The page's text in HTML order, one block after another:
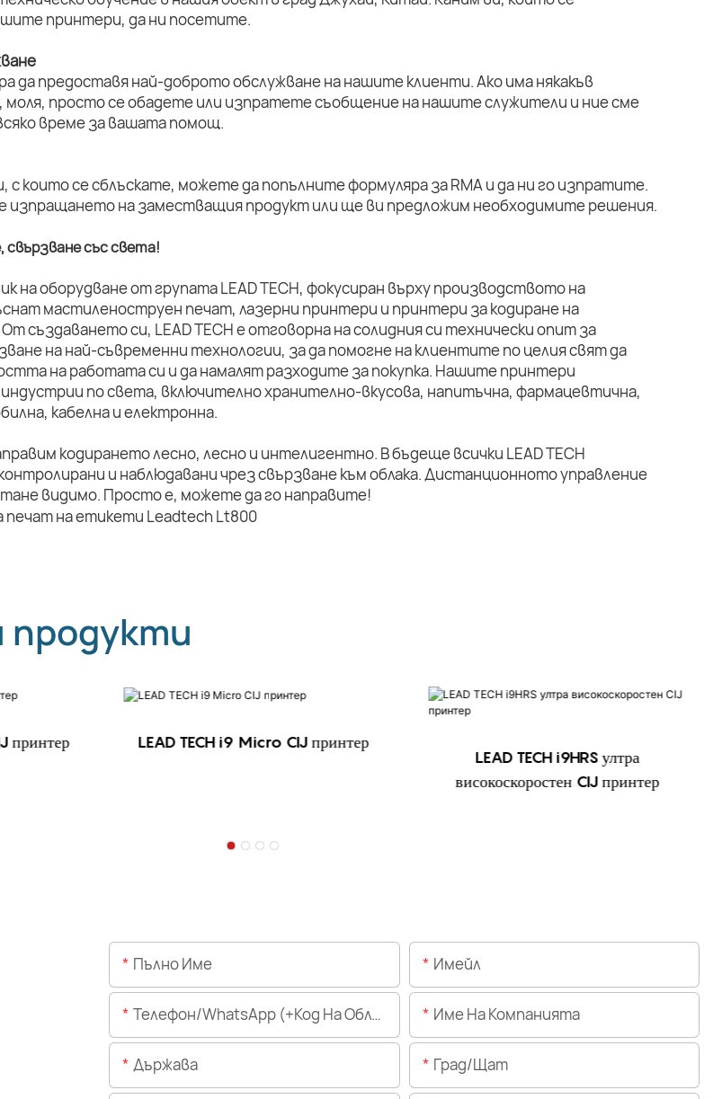
принтери, да ни посетите.
да предоставя най-доброто обслужване на нашите клиенти. Ако има някакъв
моля, просто се обадете или изпратете съобщение на нашите служители и ние сме
време за вашата помощ.
с които се сблъскате, можете да попълните формуляра за RMA и да ни го изпратите.
изпращането на заместващия продукт или ще ви предложим необходимите решения.
със света!
на оборудване от групата LEAD TECH, фокусиран върху производството на
мастиленоструен печат, лазерни принтери и принтери за кодиране на
създаването си, LEAD TECH е отговорна на солидния си технически опит за
на най-съвременни технологии, за да помогне на клиентите по целия свят да
на работата си и да намалят разходите за покупка. Нашите принтери
по света, включително хранително-вкусова, напитъчна, фармацевтична,
кабелна и електронна.
кодирането лесно, лесно и интелигентно. В бъдеще всички LEAD TECH
и наблюдавани чрез свързване към облака. Дистанционното управление
видимо. Просто е, можете да го направите!
продукти
принтер
LEAD TECH i9 Micro CIJ принтер
LEAD TECH i9HRS ултра
високоскоростен CIJ принтер
Пълно Име Имейл
Телефон/WhatsApp (+Код На Областта) Име На Компанията
Държава Град/щат